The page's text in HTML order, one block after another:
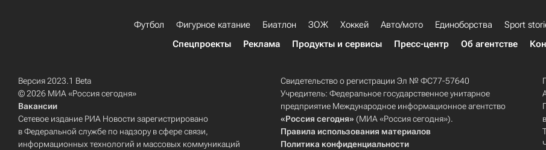
Футбол Фигурное катание Биатлон ЗОЖ Хоккей Авто/мото Единоборства Sport
Спецпроекты
Реклама Продукты и сервисы Пресс-центр Об агентстве
Версия 2023.1 Beta
© 2026 МИА «Россия сегодня»
Вакансии
Сетевое издание РИА Новости зарегистрировано
в Федеральной службе по надзору в сфере связи,
информационных технологий и массовых коммуникаций
Свидетельство о регистрации Эл № ФС77-57640
Учредитель: Федеральное государственное унитарное
предприятие Международное информационное агентство
«Россия сегодня» (МИА «Россия сегодня»).
Правила использования материалов
Политика конфиденциальности